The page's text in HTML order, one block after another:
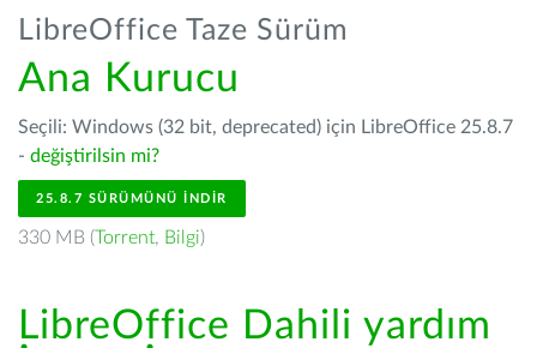
LibreOffice Taze Sürüm
Ana Kurucu
Seçili: Windows (32 bit, deprecated) için LibreOffice 25.8.7
- değiştirilsin mi?
25.8.7 SÜRÜMÜNÜ İNDIR
330 MB (Torrent, Bilgi)
LibreOffice Dahili yardım